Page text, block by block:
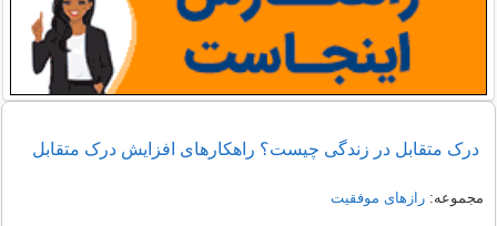
درک متقابل در زندگی چیست؟ راهکارهای افزایش درک متقابل
مجموعه:رازهای موفقیت